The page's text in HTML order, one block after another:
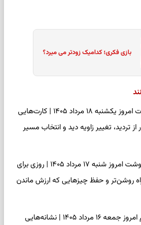
بازی فکری؛ کدامیک زودتر می میرد؟
فال تاروت امروز یکشنبه ۱۸ مرداد ۱۴۰۵ | کارت‌هایی
از تردید، تغییر زاویه دید و انتخاب مسیر
فال سرنوشت امروز شنبه ۱۷ مرداد ۱۴۰۵ | روزی برای
روشن‌تر و حفظ چیزهایی که ارزش ماندن
فال اسم امروز جمعه ۱۶ مرداد ۱۴۰۵ | نشانه‌هایی